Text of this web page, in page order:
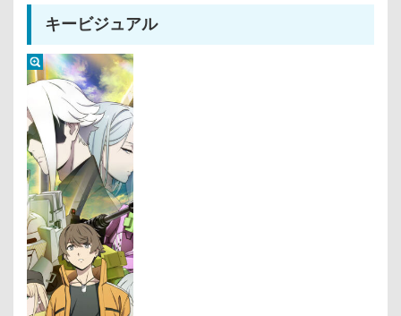
キービジュアル